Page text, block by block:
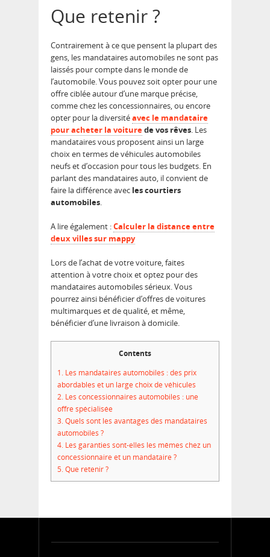
Que retenir ?
Contrairement à ce que pensent la plupart des
gens, les mandataires automobiles ne sont pas
laissés pour compte dans le monde de
l’automobile. Vous pouvez soit opter pour une
offre ciblée autour d’une marque précise,
comme chez les concessionnaires, ou encore
opter pour la diversitéavec le mandataire
pour acheter la voiturede vos rêves. Les
mandataires vous proposent ainsi un large
choix en termes de véhicules automobiles
neufs et d’occasion pour tous les budgets. En
parlant des mandataires auto, il convient de
faire la différence avec les courtiers
automobiles.
A lire également :Calculer la distance entre
deux villes sur mappy
Lors de l’achat de votre voiture, faites
attention à votre choix et optez pour des
mandataires automobiles sérieux. Vous
pourrez ainsi bénéficier d’offres de voitures
multimarques et de qualité, et même,
bénéficier d’une livraison à domicile.
Contents
1. Les mandataires automobiles : des prix
abordables et un large choix de véhicules
2. Les concessionnaires automobiles : une
offre spécialisée
3.Quels sont les avantages des mandataires
automobiles ?
4. Les garanties sont-elles les mêmes chez un
concessionnaire et un mandataire ?
5.Que retenir ?